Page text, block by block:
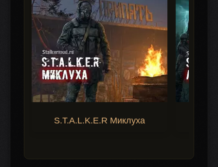
S.T.A.L.K.E.R Миклуха